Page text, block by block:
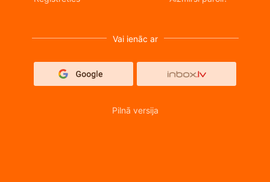
Vai ienāc ar
Pilnā versija